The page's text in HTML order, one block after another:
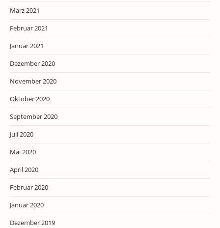
März 2021
Februar 2021
Januar 2021
Dezember 2020
November 2020
Oktober 2020
September 2020
Juli 2020
Mai 2020
April 2020
Februar 2020
Januar 2020
Dezember 2019